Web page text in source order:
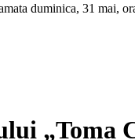
duminica, 31 mai,
„Toma